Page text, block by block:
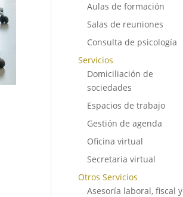
Aulas de formación
Salas de reuniones
Consulta de psicología
Servicios
Domiciliación de
sociedades
Espacios de trabajo
Gestión de agenda
Oficina virtual
Secretaria virtual
Otros Servicios
Asesoría laboral, fiscal y